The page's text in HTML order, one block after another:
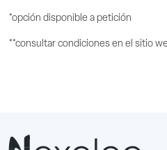
*opción disponible a petición
**consultar condiciones en el sitio